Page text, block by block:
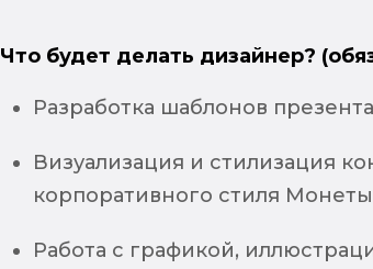
Что будет делать дизайнер?
Разработка шаблонов
Визуализация и стилизация
корпоративного стиля
Работа с графикой,